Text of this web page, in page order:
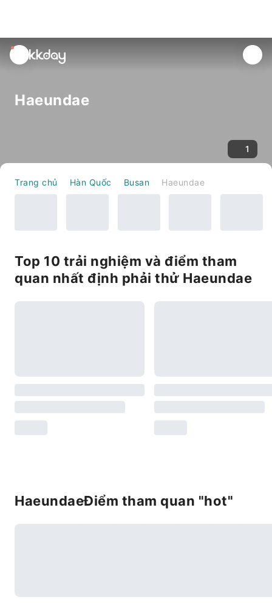
unread
notifications
Haeundae
1
Trang chủ Hàn Quốc Busan Haeundae
Top 10 trải nghiệm và điểm tham
quan nhất định phải thử Haeundae
HaeundaeĐiểm tham quan "hot"